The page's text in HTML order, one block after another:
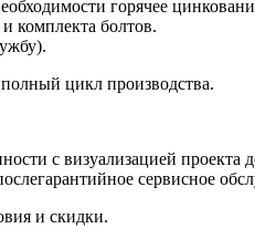
горячее
комплекта болтов.
цикл производства.
с визуализацией проекта
сервисное
и скидки.